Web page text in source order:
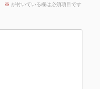
※ が付いている欄は必須項目です